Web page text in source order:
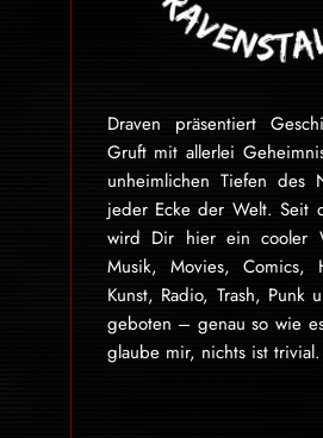
Draven präsentiert
Gruft mit allerlei
unheimlichen Tiefen des
jeder Ecke der Welt. Seit
wird Dir hier ein cooler
Musik, Movies, Comics,
Kunst, Radio, Trash, Punk
geboten – genau so wie
glaube mir, nichts ist trivial.